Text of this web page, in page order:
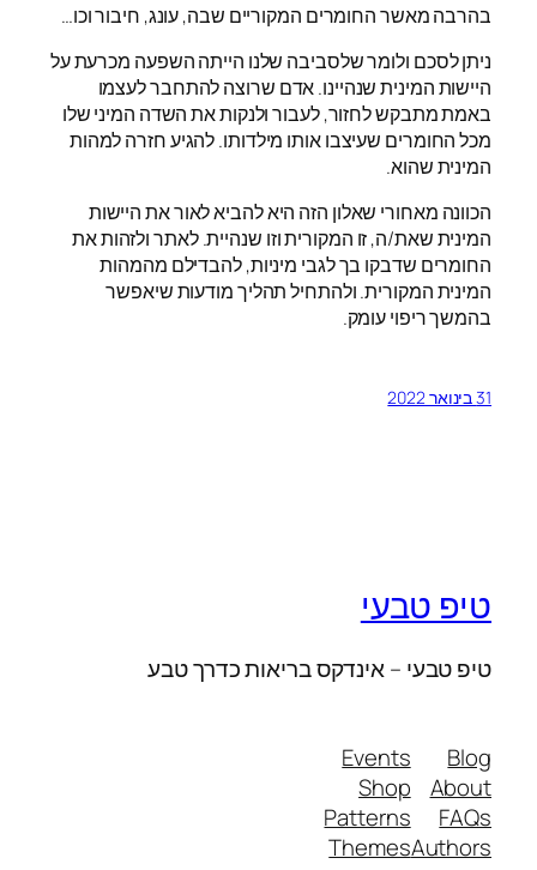
בהרבה מאשר החומרים המקוריים שבה, עונג, חיבור וכו…
ניתן לסכם ולומר שלסביבה שלנו הייתה השפעה מכרעת על
היישות המינית שנהיינו. אדם שרוצה להתחבר לעצמו
באמת מתבקש לחזור, לעבור ולנקות את השדה המיני שלו
מכל החומרים שעיצבו אותו מילדותו. להגיע חזרה למהות
המינית שהוא.
הכוונה מאחורי שאלון הזה היא להביא לאור את היישות
המינית שאת/ה, זו המקורית וזו שנהיית. לאתר ולזהות את
החומרים שדבקו בך לגבי מיניות, להבדילם מהמהות
המינית המקורית. ולהתחיל תהליך מודעות שיאפשר
בהמשך ריפוי עומק.
31 בינואר 2022
טיפ טבעי
טיפ טבעי – אינדקס בריאות כדרך טבע
Blog
About
FAQs
Authors
Events
Shop
Patterns
Themes